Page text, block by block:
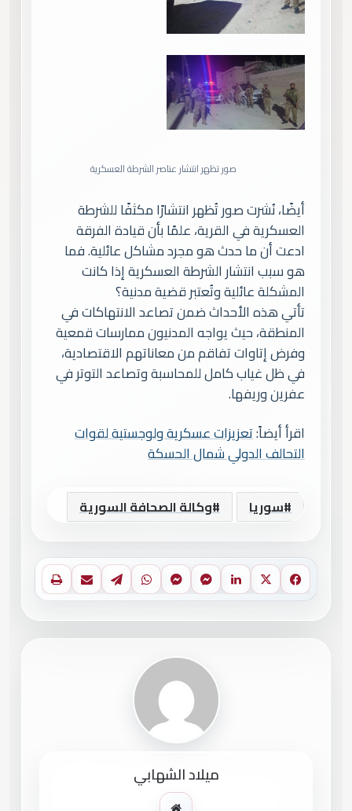
صور تظهر انتشار عناصر الشرطة العسكرية
أيضًا، نُشرت صور تُظهر انتشارًا مكثفًا للشرطة
العسكرية في القرية، علمًا بأن قيادة الفرقة
ادعت أن ما حدث هو مجرد مشاكل عائلية. فما
هو سبب انتشار الشرطة العسكرية إذا كانت
المشكلة عائلية وتُعتبر قضية مدنية؟
تأتي هذه الأحداث ضمن تصاعد الانتهاكات في
المنطقة، حيث يواجه المدنيون ممارسات قمعية
وفرض إتاوات تفاقم من معاناتهم الاقتصادية،
في ظل غياب كامل للمحاسبة وتصاعد التوتر في
عفرين وريفها.
اقرأ أيضاً:تعزيزات عسكرية ولوجستية لقوات
التحالف الدولي شمال الحسكة
سوريا وكالة الصحافة السورية
فيسبوكX لينكدإنماسنجرماسنجرواتسابتيلقرام مشاركة عبر البريد طباعة
ميلاد الشهابي